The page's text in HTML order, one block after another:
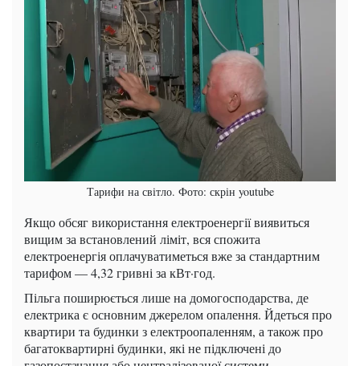
Тарифи на світло. Фото: скрін youtube
Якщо обсяг використання електроенергії виявиться
вищим за встановлений ліміт, вся спожита
електроенергія оплачуватиметься вже за стандартним
тарифом — 4,32 гривні за кВт·год.
Пільга поширюється лише на домогосподарства, де
електрика є основним джерелом опалення. Йдеться про
квартири та будинки з електроопаленням, а також про
багатоквартирні будинки, які не підключені до